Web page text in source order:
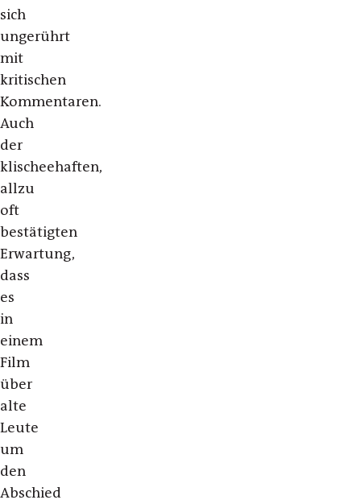
sich
ungerührt
mit
kritischen
Kommentaren.
Auch
der
klischeehaften,
allzu
oft
bestätigten
Erwartung,
dass
es
in
einem
Film
über
alte
Leute
um
den
Abschied